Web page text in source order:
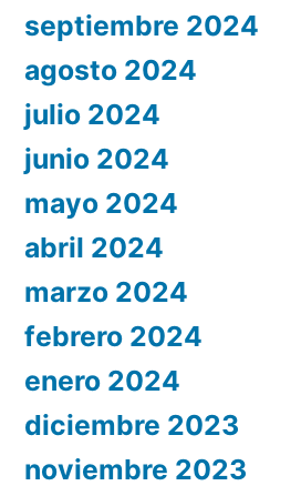
septiembre 2024
agosto 2024
julio 2024
junio 2024
mayo 2024
abril 2024
marzo 2024
febrero 2024
enero 2024
diciembre 2023
noviembre 2023